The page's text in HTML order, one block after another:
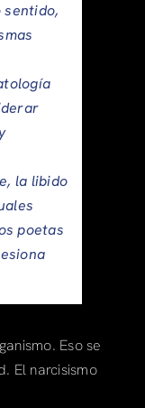
sentido,
la libido
poetas
Eso se
El narcisismo